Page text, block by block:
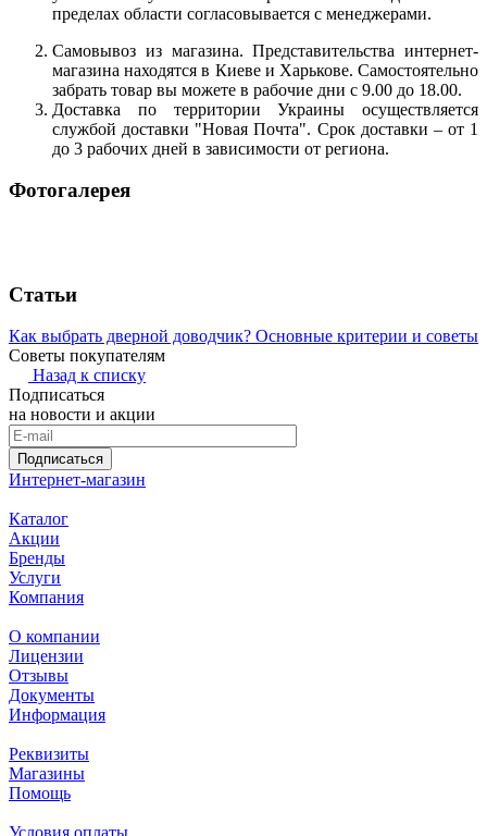
пределах области согласовывается с менеджерами.
Самовывоз из магазина. Представительства интернет-
магазина находятся в Киеве и Харькове. Самостоятельно
забрать товар вы можете в рабочие дни с 9.00 до 18.00.
Доставка по территории Украины осуществляется
службой доставки "Новая Почта". Срок доставки – от 1
до 3 рабочих дней в зависимости от региона.
Фотогалерея
Статьи
Как выбрать дверной доводчик? Основные критерии и советы
Советы покупателям
Назад к списку
Подписаться
на новости и акции
Подписаться
Интернет-магазин
Каталог
Акции
Бренды
Услуги
Компания
О компании
Лицензии
Отзывы
Документы
Информация
Реквизиты
Магазины
Помощь